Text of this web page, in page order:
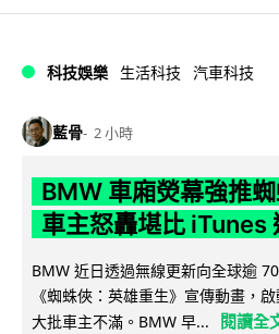
科技娛樂 生活科技 汽車科技
藍骨 2 小時
BMW 車廂熒幕強推
車主怒轟堪比 iTunes
BMW 近日透過無線更新向全球逾
《蜘蛛俠：英雄重生》宣傳動畫，
大批車主不滿。BMW 早...
閱讀全